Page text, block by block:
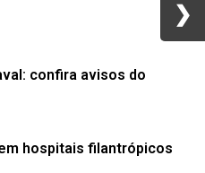
confira avisos do
hospitais filantrópicos
❯
❯